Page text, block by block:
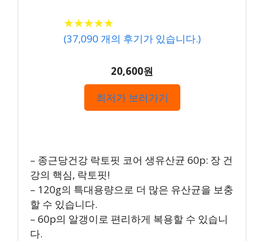
★★★★★
★★★★★
(37,090 개의 후기가 있습니다.)
20,600원
최저가 보러가기
– 종근당건강 락토핏 코어 생유산균 60p: 장 건
강의 핵심, 락토핏!
– 120g의 특대용량으로 더 많은 유산균을 보충
할 수 있습니다.
– 60p의 알갱이로 편리하게 복용할 수 있습니
다.